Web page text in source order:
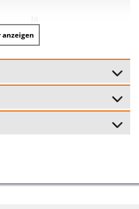
(Garantiebedingungen)
anzeigen